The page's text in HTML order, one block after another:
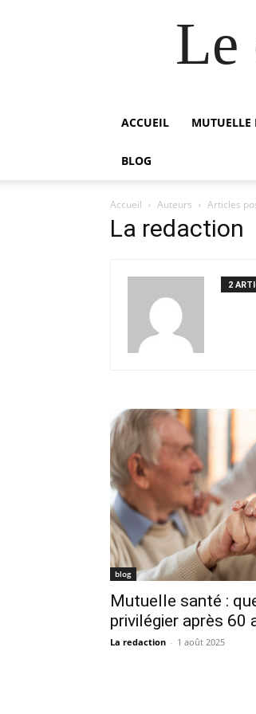
Le
ACCUEIL MUTUELLE
BLOG
Accueil Auteurs Articles
La redaction
2
blog
Mutuelle santé :
privilégier après 60
La redaction - 1 août 2025